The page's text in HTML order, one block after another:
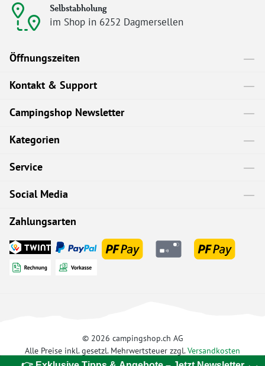
Selbstabholung
im Shop in 6252 Dagmersellen
Öffnungszeiten
Kontakt & Support
Campingshop Newsletter
Kategorien
Service
Social Media
Zahlungsarten
© 2026 campingshop.ch AG
Alle Preise inkl. gesetzl. Mehrwertsteuer zzgl.Versandkosten